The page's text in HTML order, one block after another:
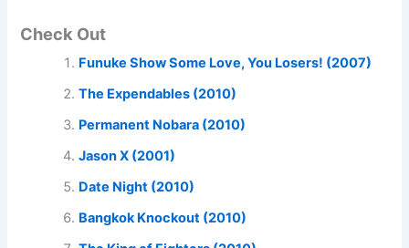
Check Out
Funuke Show Some Love, You Losers! (2007)
The Expendables (2010)
Permanent Nobara (2010)
Jason X (2001)
Date Night (2010)
Bangkok Knockout (2010)